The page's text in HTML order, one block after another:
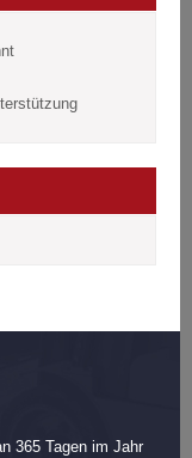
365 Tagen im Jahr